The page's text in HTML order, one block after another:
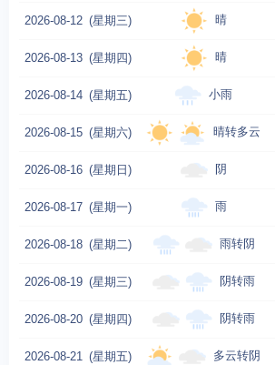
2026-08-12 (星期三) 晴
2026-08-13 (星期四) 晴
2026-08-14 (星期五) 小雨
2026-08-15 (星期六) 晴转多云
2026-08-16 (星期日) 阴
2026-08-17 (星期一) 雨
2026-08-18 (星期二) 雨转阴
2026-08-19 (星期三) 阴转雨
2026-08-20 (星期四) 阴转雨
2026-08-21 (星期五) 多云转阴